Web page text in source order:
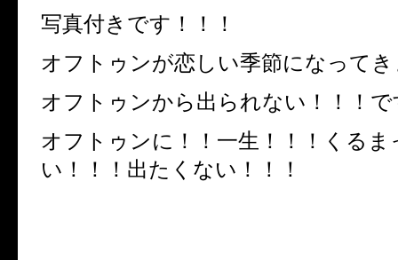
写真付きです！！！
オフトゥンが恋しい季節になって
オフトゥンから出られない！！！
オフトゥンに！！一生！！！くるま
い！！！出たくない！！！